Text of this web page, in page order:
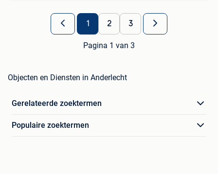
1 2 3
Pagina 1 van 3
Objecten en Diensten in Anderlecht
Gerelateerde zoektermen
Populaire zoektermen